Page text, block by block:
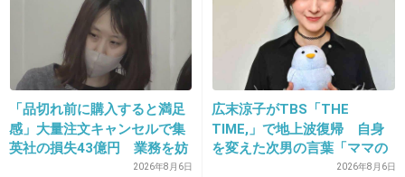
2014/08/10(日) 09:27:01
＞西武に限らずプロ野球の若手選手とフジテレ
ビの女子アナが知り合うなんて、方法が限られ
ている。
だから取材した時からミタパンが目を付けてた
「品切れ前に購入すると満足
感」大量注文キャンセルで集
英社の損失43億円 業務を妨
害した疑いで32歳女を逮捕
2026年8月6日
広末涼子がTBS「THE
TIME,」で地上波復帰 自身
を変えた次男の言葉「ママの
ファンの人なら、知りたいん
2026年8月6日